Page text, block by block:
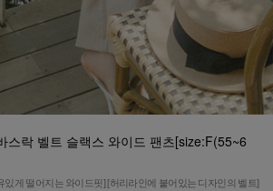
스락 벨트 슬랙스 와이드 팬츠[size:F(55~6
있게 떨어지는 와이드핏] [허리라인에 붙어있는 디자인의 벨트]